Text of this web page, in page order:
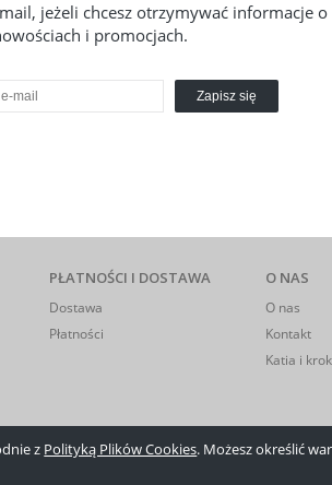
z Polityką Plików Cookies. Możesz określić
jeżeli chcesz otrzymywać informacje o
i promocjach.
Zapisz się
PŁATNOŚCI I DOSTAWA
Dostawa
Płatności
O NAS
O nas
Kontakt
Katia i